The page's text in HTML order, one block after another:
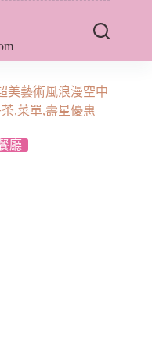
美藝術風浪漫空中
,菜單,壽星優惠
廳